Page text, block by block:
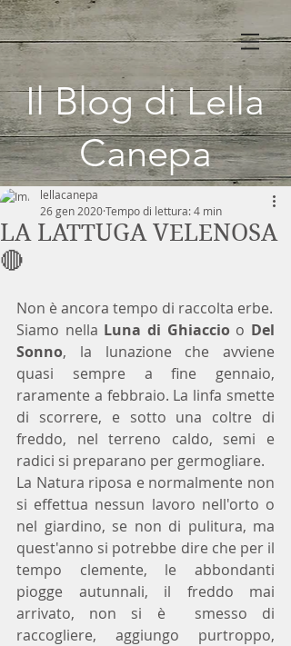
Il Blog di Lella
Canepa
LA LATTUGA VELENOSA
🔴
lellacanepa
26 gen 2020Tempo di lettura: 4 min
Siamo nella Luna di Ghiaccio o Del
Sonno, la lunazione che avviene
quasi sempre a fine gennaio,
raramente a febbraio. La linfa smette
di scorrere, e sotto una coltre di
freddo, nel terreno caldo, semi e
radici si preparano per germogliare.
La Natura riposa e normalmente non
si effettua nessun lavoro nell'orto o
nel giardino, se non di pulitura, ma
quest'anno si potrebbe dire che per il
tempo clemente, le abbondanti
piogge autunnali, il freddo mai
arrivato, non si è  smesso di
raccogliere, aggiungo purtroppo,